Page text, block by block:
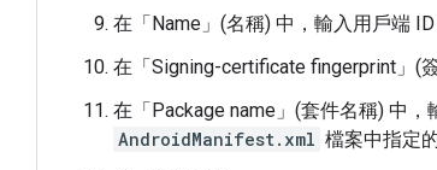
在「Name」(名稱) 中，輸入用戶端 ID
在「Signing-certificate fingerprint」(
在「Package name」(套件名稱) 中，
AndroidManifest.xml 檔案中指定